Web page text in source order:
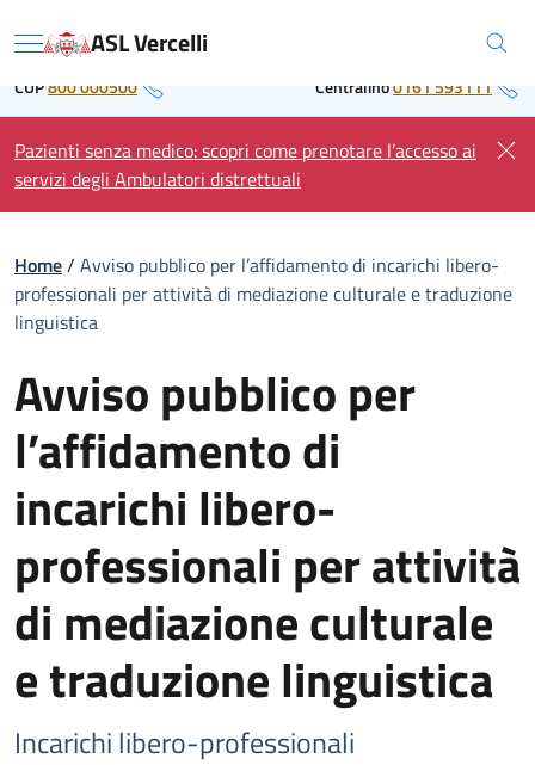
to Regione Piemonte
Menu ASL Vercelli
CUP800 000500 Centralino0161 593111
Pazienti senza medico: scopri come prenotare l’accesso ai
servizi degli Ambulatori distrettuali
Home/ Avviso pubblico per l’affidamento di incarichi libero-
professionali per attività di mediazione culturale e traduzione
linguistica
Avviso pubblico per
l’affidamento di
incarichi libero-
professionali per attività
di mediazione culturale
e traduzione linguistica
Incarichi libero-professionali